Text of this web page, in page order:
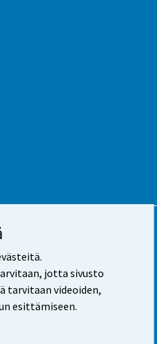
jotta sivusto
tarvitaan videoiden,
esittämiseen.